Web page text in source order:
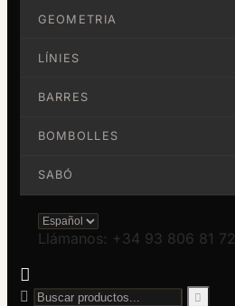
GEOMETRIA
LÍNIES
BARRES
BOMBOLLES
SABÓ
Llámanos: +34 93 806 81 72


